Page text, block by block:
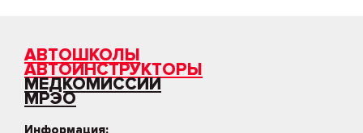
АВТОШКОЛЫ
АВТОИНСТРУКТОРЫ
МЕДКОМИССИИ
МРЭО
Информация: